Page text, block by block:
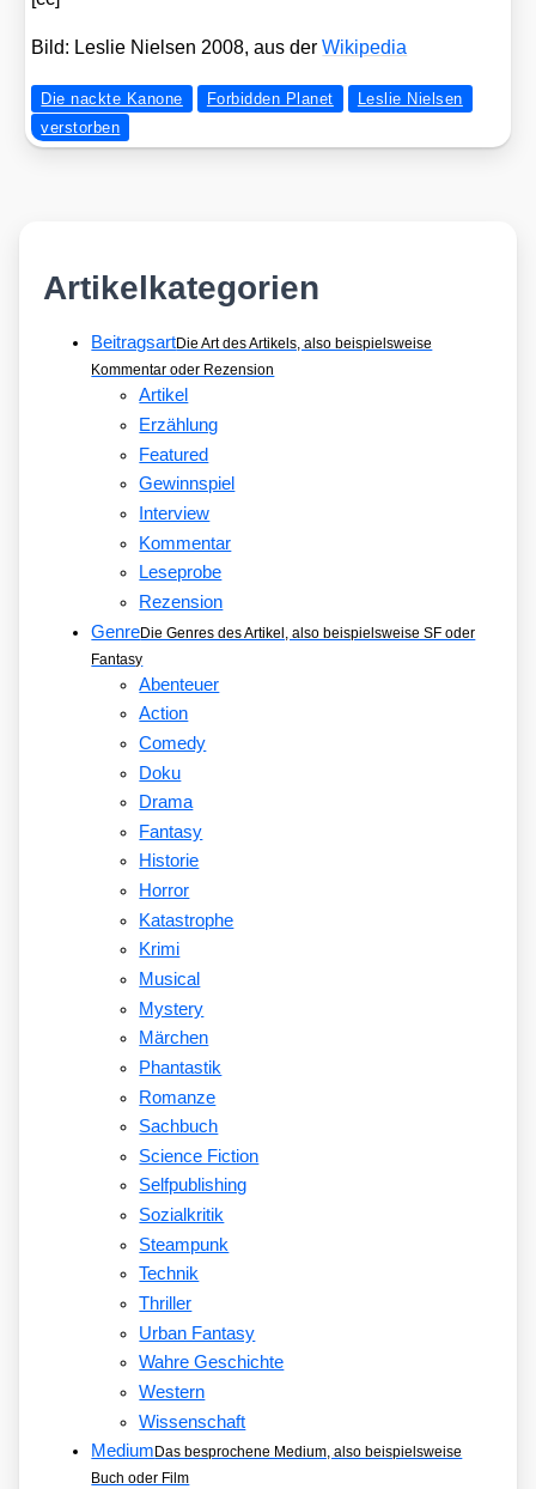
Bild: Les­lie Niel­sen 2008, aus derWiki­pe­dia
Die nackte Kanone Forbidden Planet
Leslie Nielsen
verstorben
Artikelkategorien
BeitragsartDie Art des Artikels, also beispielsweise
Kommentar oder Rezension
Artikel
Erzählung
Featured
Gewinnspiel
Interview
Kommentar
Leseprobe
Rezension
GenreDie Genres des Artikel, also beispielsweise SF oder
Fantasy
Abenteuer
Action
Comedy
Doku
Drama
Fantasy
Historie
Horror
Katastrophe
Krimi
Musical
Mystery
Märchen
Phantastik
Romanze
Sachbuch
Science Fiction
Selfpublishing
Sozialkritik
Steampunk
Technik
Thriller
Urban Fantasy
Wahre Geschichte
Western
Wissenschaft
Medium Das besprochene Medium, also beispielsweise
Buch oder Film